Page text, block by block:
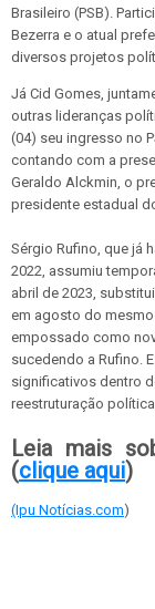
Brasileiro (PSB).
Bezerra e o atual
diversos projetos
Já Cid Gomes,
outras lideranças
(04) seu ingresso no
contando com a
Geraldo Alckmin, o
presidente estadual
Sérgio Rufino, que já
2022, assumiu
abril de 2023,
em agosto do
empossado como
sucedendo a Rufino.
significativos dentro
reestruturação
Leia mais
(clique aqui)
(Ipu Notícias.com)